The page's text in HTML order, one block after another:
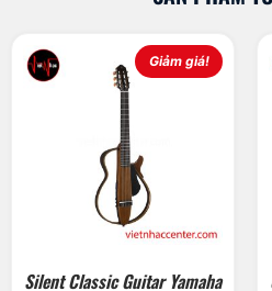
Giảm giá!
Silent Classic Guitar Yamaha